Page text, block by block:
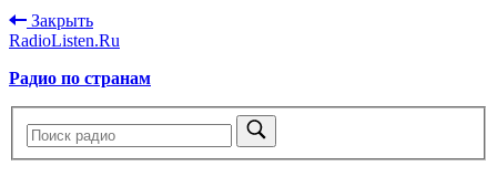
Закрыть
RadioListen.Ru
Радио по странам